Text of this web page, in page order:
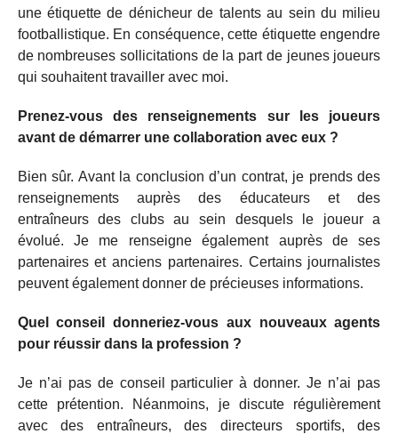
une étiquette de dénicheur de talents au sein du milieu
footballistique. En conséquence, cette étiquette engendre
de nombreuses sollicitations de la part de jeunes joueurs
qui souhaitent travailler avec moi.
Prenez-vous des renseignements sur les joueurs
avant de démarrer une collaboration avec eux ?
Bien sûr. Avant la conclusion d’un contrat, je prends des
renseignements auprès des éducateurs et des
entraîneurs des clubs au sein desquels le joueur a
évolué. Je me renseigne également auprès de ses
partenaires et anciens partenaires. Certains journalistes
peuvent également donner de précieuses informations.
Quel conseil donneriez-vous aux nouveaux agents
pour réussir dans la profession ?
Je n’ai pas de conseil particulier à donner. Je n’ai pas
cette prétention. Néanmoins, je discute régulièrement
avec des entraîneurs, des directeurs sportifs, des